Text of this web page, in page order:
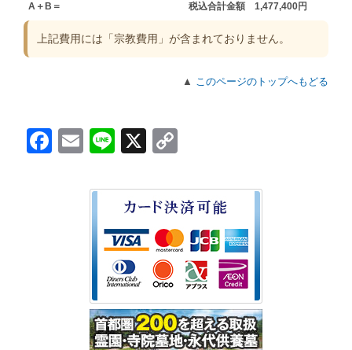
A＋B＝ 税込合計金額 1,477,400円
上記費用には「宗教費用」が含まれておりません。
▲ このページのトップへもどる
Facebook
EmailLine
X